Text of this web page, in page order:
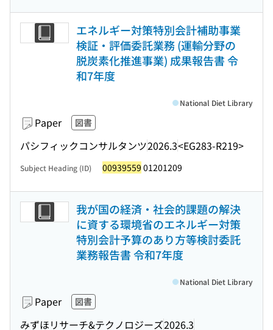
エネルギー対策特別会計補助事業
検証・評価委託業務 (運輸分野の
脱炭素化推進事業) 成果報告書 令
和7年度
Paper 図書
パシフィックコンサルタンツ2026.3<EG283-R219>
National Diet Library
Subject Heading (ID) 00939559 01201209
我が国の経済・社会的課題の解決
に資する環境省のエネルギー対策
特別会計予算のあり方等検討委託
業務報告書 令和7年度
Paper 図書
みずほリサーチ&テクノロジーズ2026.3
National Diet Library